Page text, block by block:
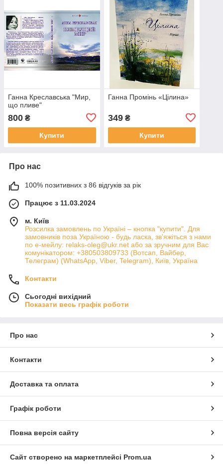
Ганна Креславська "Мир,
що пливе"
800 ₴
Купити
Ганна Промінь «Цілина»
349₴
Купити
Про нас
100% позитивних з 86 відгуків за рік
Працює з 11.03.2024
м. Київ
Розсилка замовлень по Україні – кнопка "купити". Для
замовників поза Україною - будь ласка, зв'яжіться з нами
по е-мейлу: relaks-oleg@ukr.net або за зручним для Вас
комунікатором: +380503809733 (Вотсап, Вайбер,
Телеграм) (WhatsApp, Viber, Telegram), Київ, Україна
Контакти
Сьогодні вихідний
Показати весь графік роботи
Про нас
Контакти
Доставка та оплата
Графік роботи
Повна версія сайту
Сайт створено на маркетплейсі Prom.ua